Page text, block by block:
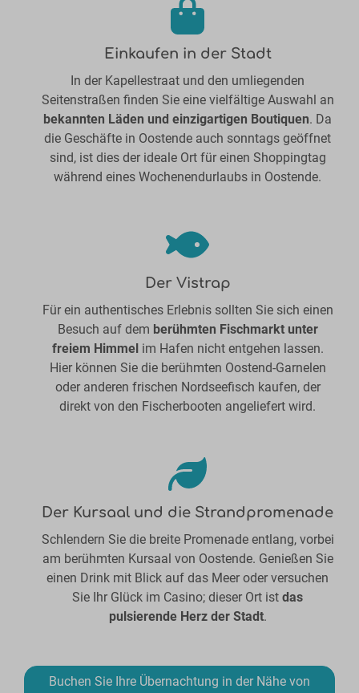
Einkaufen in der Stadt
In der Kapellestraat und den umliegenden
Seitenstraßen finden Sie eine vielfältige Auswahl an
bekannten Läden und einzigartigen Boutiquen. Da
die Geschäfte in Oostende auch sonntags geöffnet
sind, ist dies der ideale Ort für einen Shoppingtag
während eines Wochenendurlaubs in Oostende.
Der Vistrap
Für ein authentisches Erlebnis sollten Sie sich einen
Besuch auf dem berühmten Fischmarkt unter
freiem Himmelim Hafen nicht entgehen lassen.
Hier können Sie die berühmten Oostend-Garnelen
oder anderen frischen Nordseefisch kaufen, der
direkt von den Fischerbooten angeliefert wird.
Der Kursaal und die Strandpromenade
Schlendern Sie die breite Promenade entlang, vorbei
am berühmten Kursaal von Oostende. Genießen Sie
einen Drink mit Blick auf das Meer oder versuchen
Sie Ihr Glück im Casino; dieser Ort ist das
pulsierende Herz der Stadt.
Buchen Sie Ihre Übernachtung in der Nähe von